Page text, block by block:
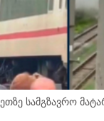
სამგზავრო